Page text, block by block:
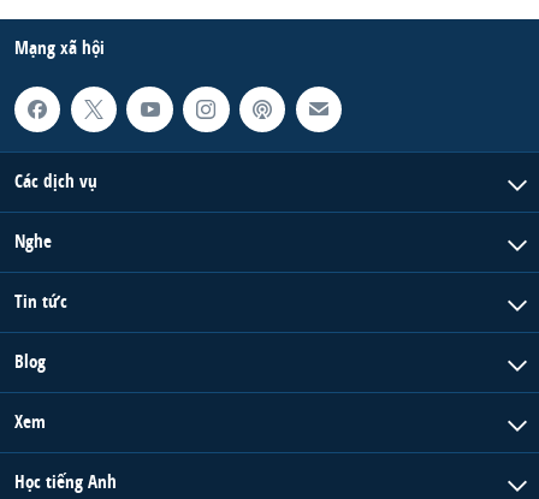
Mạng xã hội
Các dịch vụ
Nghe
Tin tức
Blog
Xem
Học tiếng Anh